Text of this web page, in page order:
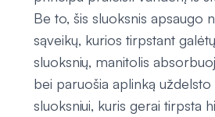
Be to, šis sluoksnis apsaugo
sąveikų, kurios tirpstant
sluoksnių, manitolis
bei paruošia aplinką
sluoksniui, kuris gerai tirpsta